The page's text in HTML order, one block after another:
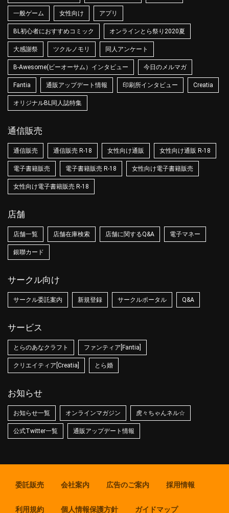
一般ゲーム 女性向け アプリ
BL初心者におすすめコミック オンラインとら祭り2020夏
大感謝祭 ツクルノモリ 同人アンケート
B-Awesome(ビーオーサム）インタビュー 今日のメルマガ
Fantia 通販アップデート情報 印刷所インタビュー Creatia
オリジナルBL同人誌特集
通信販売
通信販売 通信販売 R-18 女性向け通販 女性向け通販 R-18
電子書籍販売 電子書籍販売 R-18 女性向け電子書籍販売
女性向け電子書籍販売 R-18
店舗
店舗一覧 店舗在庫検索 店舗に関するQ&A 電子マネー
銀聯カード
サークル向け
サークル委託案内 新規登録 サークルポータル Q&A
サービス
とらのあなクラフト ファンティア[Fantia]
クリエイティア[Creatia] とら婚
お知らせ
お知らせ一覧 オンラインマガジン 虎々ちゃんネル☆
公式Twitter一覧 通販アップデート情報
委託販売 会社案内 広告のご案内 採用情報
利用規約 個人情報保護方針 ガイドマップ